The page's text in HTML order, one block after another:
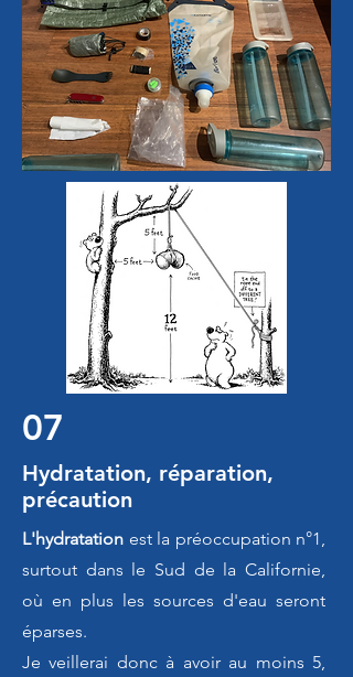
07
Hydratation, réparation,
précaution
L'hydratation est la préoccupation n°1,
surtout dans le Sud de la Californie,
où en plus les sources d'eau seront
éparses.
Je veillerai donc à avoir au moins 5,